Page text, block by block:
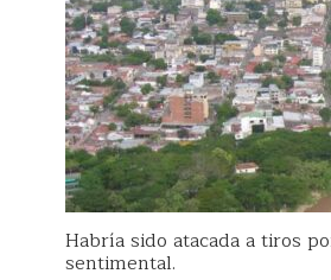
Habría sido atacada a tiros
sentimental.